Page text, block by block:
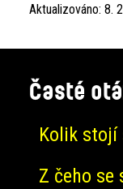
Aktualizováno: 8.
Časté
Kolik stojí
Z čeho